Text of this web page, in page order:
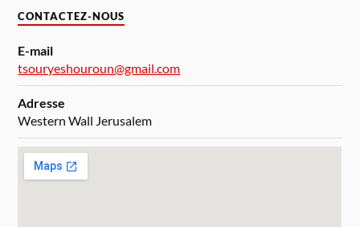
CONTACTEZ-NOUS
E-mail
tsouryeshouroun@gmail.com
Adresse
Western Wall Jerusalem